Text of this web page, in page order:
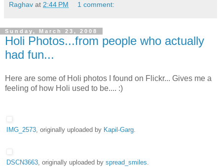
Raghav at 2:44 PM 1 comment:
Sunday, March 23, 2008
Holi Photos...from people who actually
had fun...
Here are some of Holi photos I found on Flickr... Gives me a
feeling of how Holi used to be.... :)
IMG_2573, originally uploaded by Kapil-Garg.
DSCN3663, originally uploaded by spread_smiles.